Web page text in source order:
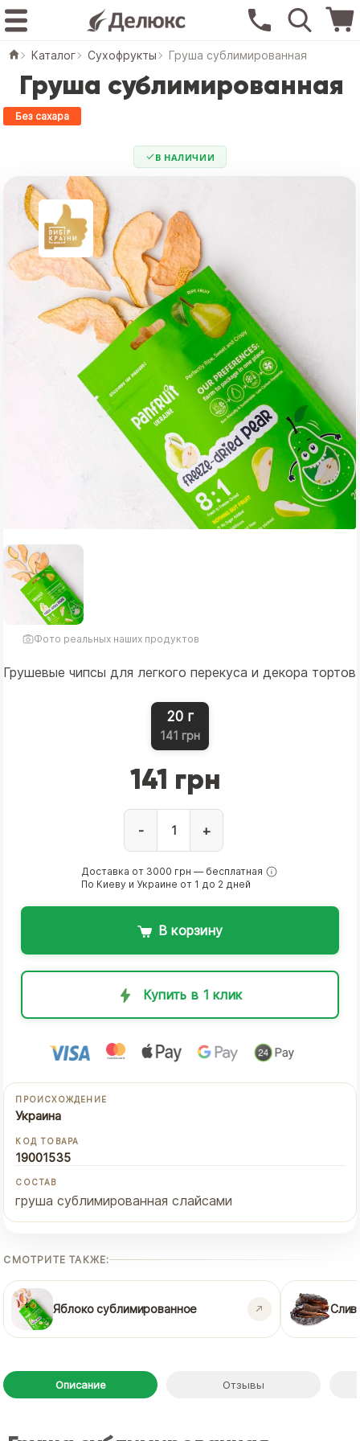
Каталог Сухофрукты Груша сублимированная
Груша сублимированная
Без сахара
В НАЛИЧИИ
Фото реальных наших продуктов
Грушевые чипсы для легкого перекуса и декора тортов
20 г
141 грн
141 грн
- +
Доставка от 3000 грн — бесплатная
По Киеву и Украине от 1 до 2 дней
В корзину
Купить в 1 клик
ПРОИСХОЖДЕНИЕ
Украина
КОД ТОВАРА
19001535
СОСТАВ
груша сублимированная слайсами
СМОТРИТЕ ТАКЖЕ:
Яблоко сублимированное
Описание Отзывы